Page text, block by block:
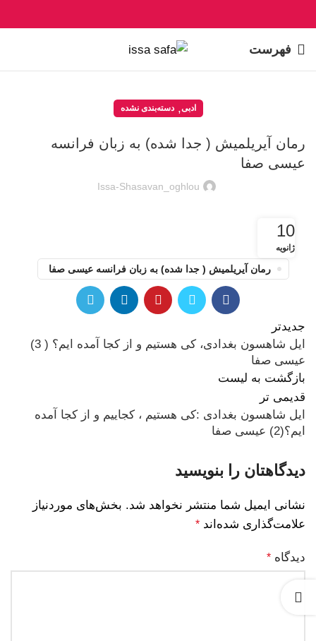
فهرست
ادبی,دسته‌بندی نشده
رمان آیریلمیش ( جدا شده) به زبان فرانسه
عیسی صفا
Issa-Shasavan_oghlou
10
ژانویه
رمان آیریلمیش ( جدا شده) به زبان فرانسه عیسی صفا
جدیدتر
ایل شاهسون بغدادی، کی هستیم و از کجا آمده ایم؟ ( 3)
عیسی صفا
بازگشت به لیست
قدیمی تر
ایل شاهسون بغدادی :کی هستیم ، کجاییم و از کجا آمده
ایم؟(2) عیسی صفا
دیدگاهتان را بنویسید
نشانی ایمیل شما منتشر نخواهد شد. بخش‌های موردنیاز
علامت‌گذاری شده‌اند *
دیدگاه *